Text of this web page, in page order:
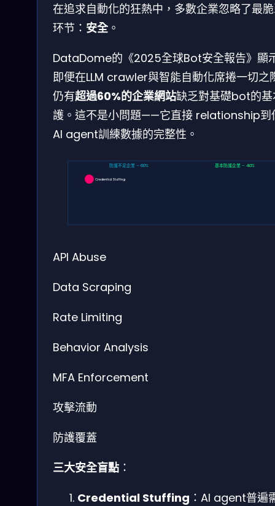
在追求自動化的狂熱中，多數企業忽略了最
环节： 安全。
DataDome的《2025全球Bot安全報告》顯
即便在LLM crawler與智能自動化席捲一切之
仍有超過60%的企業網站缺乏對基礎bot的基
護。這不是小問題——它直接 relationship到
AI agent訓練數據的完整性。
防護不足企業 – 60% 基本防護企業 – 40%
Credential Stuffing
API Abuse
Data Scraping
Rate Limiting
Behavior Analysis
MFA Enforcement
攻擊流動
防護覆蓋
三大安全盲點 ：
Credential Stuffing ：AI agent普遍